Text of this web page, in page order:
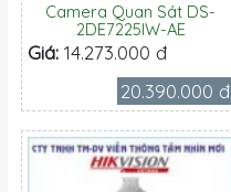
Camera Quan Sát DS-
2DE7225IW-AE
Giá: 14.273.000 đ
20.390.000 đ